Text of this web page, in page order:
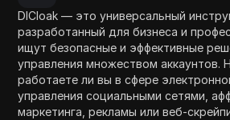
DICloak — это универсальный
разработанный для бизнеса и
ищут безопасные и эффективные
управления множеством аккаунтов.
работаете ли вы в сфере
управления социальными сетями,
маркетинга, рекламы или веб-